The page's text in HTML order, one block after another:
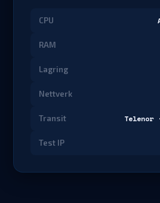
CPU
RAM
Lagring
Nettverk
Transit Telenor
Test IP